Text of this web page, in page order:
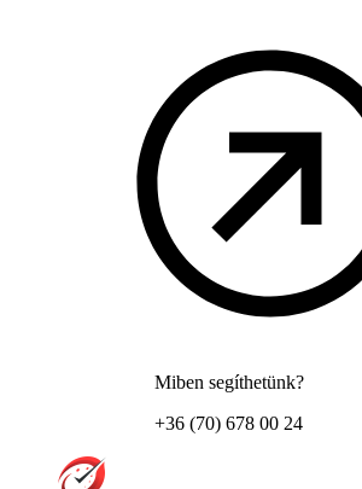
Miben segíthetünk?
+36 (70) 678 00 24